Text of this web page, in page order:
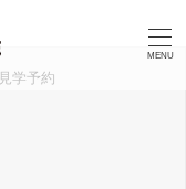
MENU
見学予約